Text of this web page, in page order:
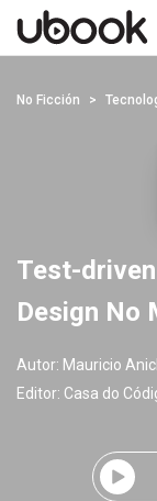
No Ficción
Test-
Design No
Autor: Mauricio
Editor: Casa do